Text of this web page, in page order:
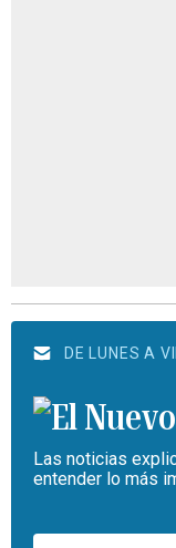
DE LUNES A
Las noticias
entender lo más